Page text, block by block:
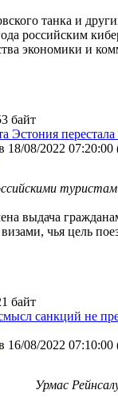
танка и
российским
экономики и
байт
Эстония
18/08/2022 07:20:00
выдача
чья цель
байт
санкций не
16/08/2022 07:10:00
Урмас